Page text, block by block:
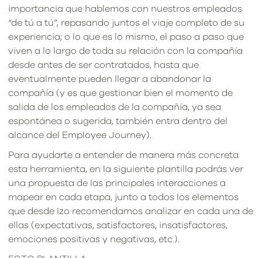
importancia que hablemos con nuestros empleados
“de tú a tú”, repasando juntos el viaje completo de su
experiencia; o lo que es lo mismo, el paso a paso que
viven a lo largo de toda su relación con la compañía
desde antes de ser contratados, hasta que
eventualmente pueden llegar a abandonar la
compañía (y es que gestionar bien el momento de
salida de los empleados de la compañía, ya sea
espontánea o sugerida, también entra dentro del
alcance del Employee Journey).
Para ayudarte a entender de manera más concreta
esta herramienta, en la siguiente plantilla podrás ver
una propuesta de las principales interacciones a
mapear en cada etapa, junto a todos los elementos
que desde Izo recomendamos analizar en cada una de
ellas (expectativas, satisfactores, insatisfactores,
emociones positivas y negativas, etc.).